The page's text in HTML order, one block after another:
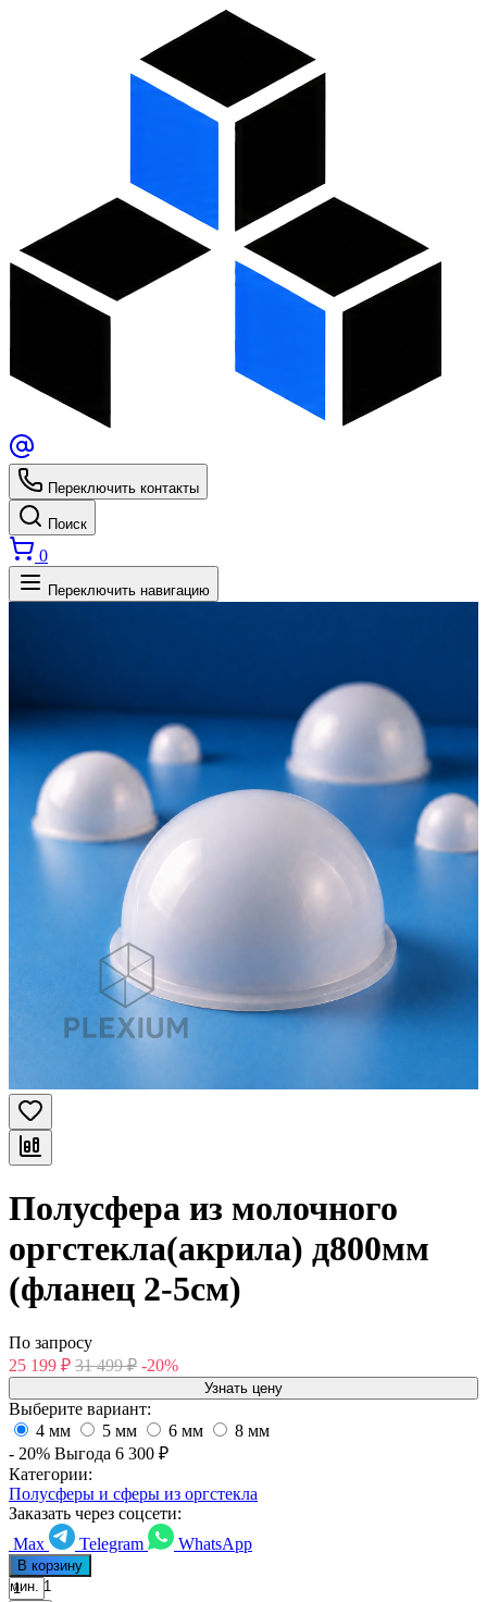
Переключить контакты
Поиск
0
Переключить навигацию
Полусфера из молочного
оргстекла(акрила) д800мм
(фланец 2-5см)
По запросу
25 199 ₽ 31 499 ₽ -20%
Узнать цену
Выберите вариант:
4 мм
5 мм 6 мм
8 мм
- 20% Выгода 6 300 ₽
Категории:
Полусферы и сферы из оргстекла
Заказать через соцсети:
Max
Telegram WhatsApp
В корзину
мин. 1